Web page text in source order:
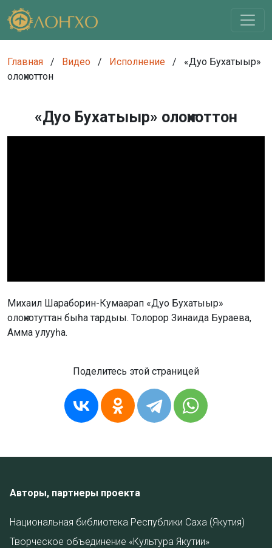
Главная / Видео / Исполнение /
«Дуо Бухатыыр»
олоҥхоттон
«Дуо Бухатыыр» олоҥхоттон
Михаил Шараборин-Кумаарап «Дуо Бухатыыр»
олоҥхотуттан быһа тардыы. Толорор Зинаида Бураева,
Амма улууһа.
Поделитесь этой страницей
Авторы, партнеры проекта
Национальная библиотека Республики Саха (Якутия)
Творческое объединение «Культура Якутии»